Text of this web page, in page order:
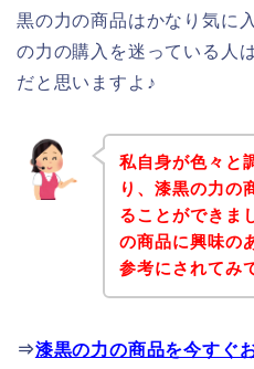
黒の力の商品はかなり気に
の力の購入を迷っている人
だと思いますよ♪
私自身が色々と
り、漆黒の力の
ることができま
の商品に興味の
参考にされてみ
⇒漆黒の力の商品を今すぐ